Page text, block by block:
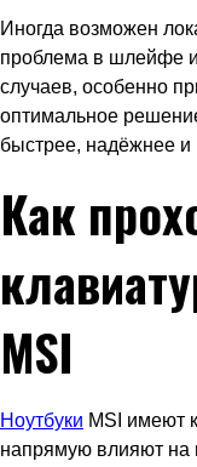
Иногда возможен
проблема в шлейфе
случаев, особенно
оптимальное
быстрее, надёжнее и
Как
MSI
Ноутбуки MSI имеют
напрямую влияют на